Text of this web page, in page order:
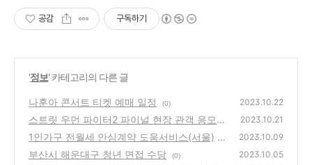
공감 구독하기
'정보' 카테고리의 다른 글
나훈아 콘서트 티켓 예매 일정 (0) 2023.10.22
스트릿 우먼 파이터2 파이널 현장 관객 응모와
CGV극장 예매
(0)
2023.10.21
1인가구 전월세 안심계약 도움서비스(서울)
(0)
2023.10.09
부산시 해운대구 청년 면접 수당 (0) 2023.10.05